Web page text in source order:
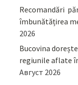
Recomandări
îmbunătățirea
2026
Bucovina
regiunile aflate
Август 2026